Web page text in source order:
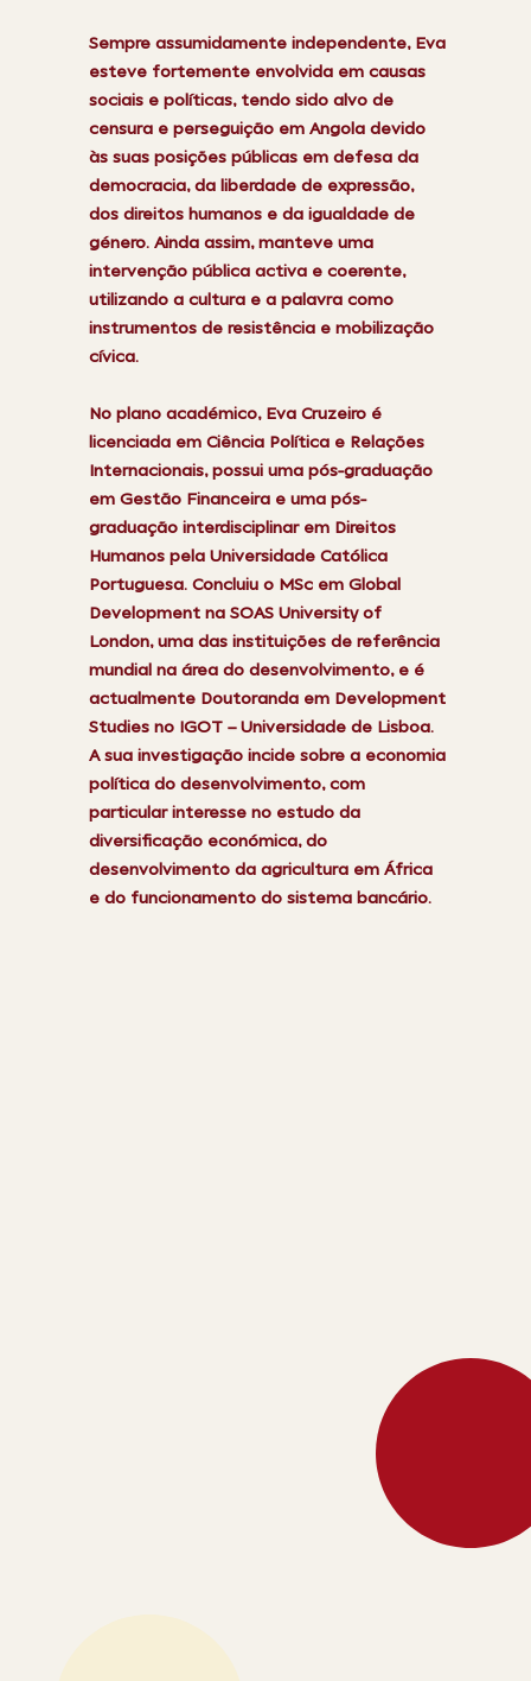
Sempre assumidamente independente, Eva
esteve fortemente envolvida em causas
sociais e políticas, tendo sido alvo de
censura e perseguição em Angola devido
às suas posições públicas em defesa da
democracia, da liberdade de expressão,
dos direitos humanos e da igualdade de
género. Ainda assim, manteve uma
intervenção pública activa e coerente,
utilizando a cultura e a palavra como
instrumentos de resistência e mobilização
cívica.
No plano académico, Eva Cruzeiro é
licenciada em Ciência Política e Relações
Internacionais, possui uma pós-graduação
em Gestão Financeira e uma pós-
graduação interdisciplinar em Direitos
Humanos pela Universidade Católica
Portuguesa. Concluiu o MSc em Global
Development na SOAS University of
London, uma das instituições de referência
mundial na área do desenvolvimento, e é
actualmente Doutoranda em Development
Studies no IGOT – Universidade de Lisboa.
A sua investigação incide sobre a economia
política do desenvolvimento, com
particular interesse no estudo da
diversificação económica, do
desenvolvimento da agricultura em África
e do funcionamento do sistema bancário.